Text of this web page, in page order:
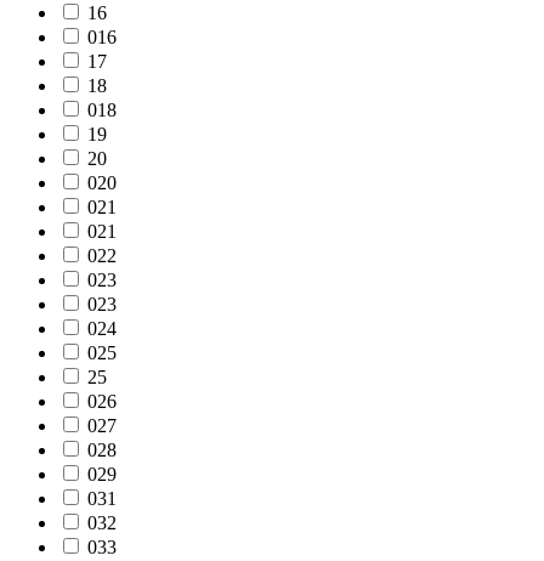
16
016
17
18
018
19
20
020
021
021
022
023
023
024
025
25
026
027
028
029
031
032
033